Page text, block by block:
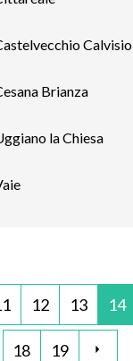
Calvisio
Brianza
la Chiesa
12 13 14
18 19